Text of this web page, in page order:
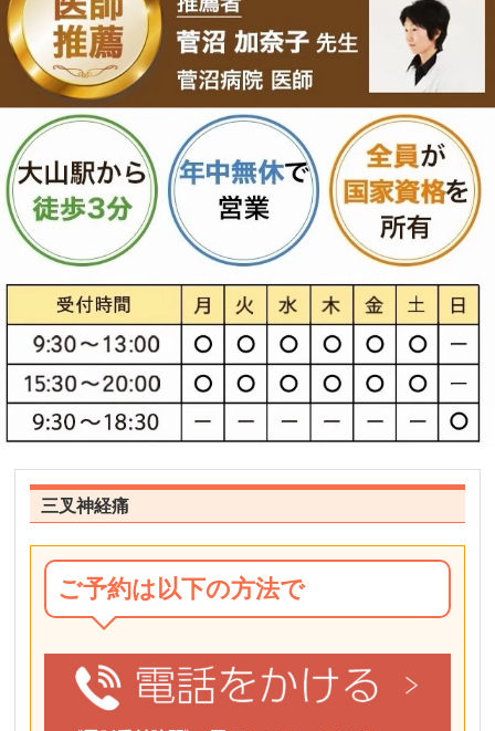
三叉神経痛
ご予約は以下の方法で